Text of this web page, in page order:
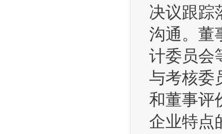
决议跟踪
沟通。董
计委员会
与考核委
和董事评
企业特点